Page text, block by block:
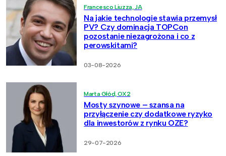
Francesco Liuzza, JA
Na jakie technologie stawia przemysł
PV? Czy dominacja TOPCon
pozostanie niezagrożona i co z
perowskitami?
03-08-2026
Marta Głód, OX2
Mosty szynowe – szansa na
przyłączenie czy dodatkowe ryzyko
dla inwestorów z rynku OZE?
29-07-2026